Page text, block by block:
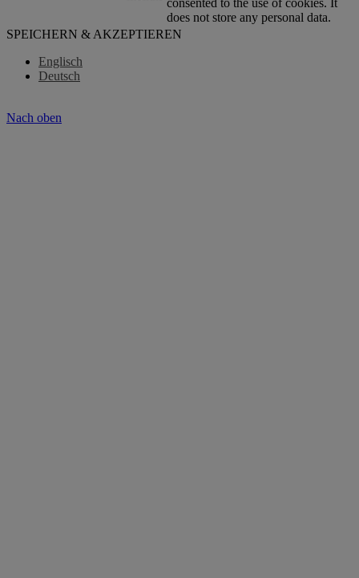
consented to the use of cookies. It
does not store any personal data.
SPEICHERN & AKZEPTIEREN
Englisch
Deutsch
Nach oben